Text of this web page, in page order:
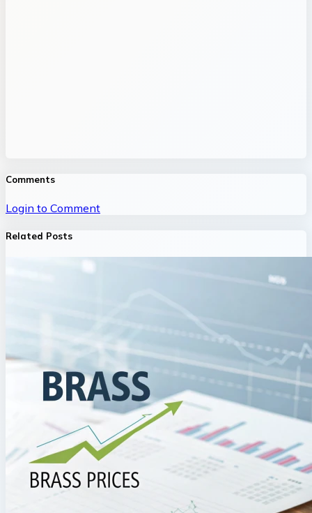
Comments
Login to Comment
Related Posts